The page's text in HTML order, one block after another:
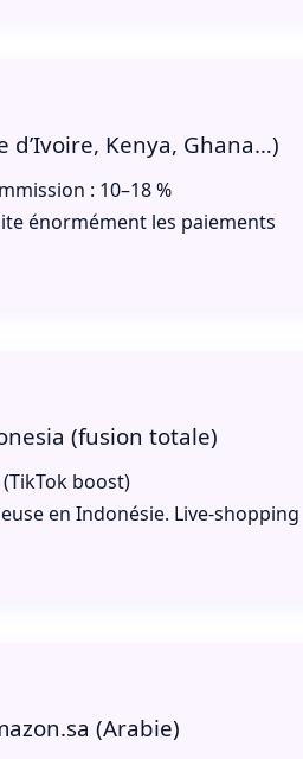
d’Ivoire, Kenya, Ghana…)
: 10–18 %
énormément les paiements
(fusion totale)
(TikTok boost)
en Indonésie. Live-shopping
(Arabie)